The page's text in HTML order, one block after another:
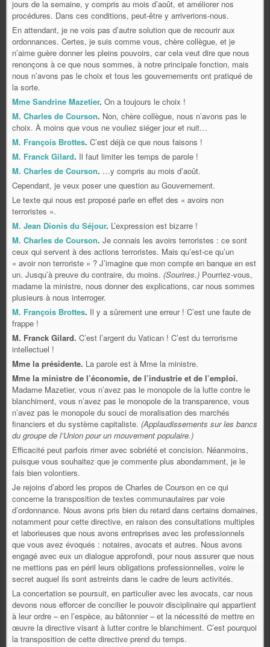
jours de la semaine, y compris au mois d’août, et améliorer nos
procédures. Dans ces conditions, peut-être y arriverions-nous.
En attendant, je ne vois pas d’autre solution que de recourir aux
ordonnances. Certes, je suis comme vous, chère collègue, et je
n’aime guère donner les pleins pouvoirs, car cela veut dire que nous
renonçons à ce que nous sommes, à notre principale fonction, mais
nous n’avons pas le choix et tous les gouvernements ont pratiqué de
la sorte.
Mme Sandrine Mazetier. On a toujours le choix !
M. Charles de Courson. Non, chère collègue, nous n’avons pas le
choix. À moins que vous ne vouliez siéger jour et nuit…
M. François Brottes. C’est déjà ce que nous faisons !
M. Franck Gilard. Il faut limiter les temps de parole !
M. Charles de Courson. …y compris au mois d’août.
Cependant, je veux poser une question au Gouvernement.
Le texte qui nous est proposé parle en effet des « avoirs non
terroristes ».
M. Jean Dionis du Séjour. L’expression est bizarre !
M. Charles de Courson. Je connais les avoirs terroristes : ce sont
ceux qui servent à des actions terroristes. Mais qu’est-ce qu’un
« avoir non terroriste » ? J’imagine que mon compte en banque en est
un. Jusqu’à preuve du contraire, du moins. (Sourires.) Pourriez-vous,
madame la ministre, nous donner des explications, car nous sommes
plusieurs à nous interroger.
M. François Brottes. Il y a sûrement une erreur ! C’est une faute de
frappe !
M. Franck Gilard. C’est l’argent du Vatican ! C’est du terrorisme
intellectuel !
Mme la présidente. La parole est à Mme la ministre.
Mme la ministre de l’économie, de l’industrie et de l’emploi.
Madame Mazetier, vous n’avez pas le monopole de la lutte contre le
blanchiment, vous n’avez pas le monopole de la transparence, vous
n’avez pas le monopole du souci de moralisation des marchés
financiers et du système capitaliste. (Applaudissements sur les bancs
du groupe de l’Union pour un mouvement populaire.)
Efficacité peut parfois rimer avec sobriété et concision. Néanmoins,
puisque vous souhaitez que je commente plus abondamment, je le
fais bien volontiers.
Je rejoins d’abord les propos de Charles de Courson en ce qui
concerne la transposition de textes communautaires par voie
d’ordonnance. Nous avons pris bien du retard dans certains domaines,
notamment pour cette directive, en raison des consultations multiples
et laborieuses que nous avons entreprises avec les professionnels
que vous avez évoqués : notaires, avocats et autres. Nous avons
engagé avec eux un dialogue approfondi, pour nous assurer que nous
ne mettions pas en péril leurs obligations professionnelles, voire le
secret auquel ils sont astreints dans le cadre de leurs activités.
La concertation se poursuit, en particulier avec les avocats, car nous
devons nous efforcer de concilier le pouvoir disciplinaire qui appartient
à leur ordre – en l’espèce, au bâtonnier – et la nécessité de mettre en
œuvre la directive visant à lutter contre le blanchiment. C’est pourquoi
la transposition de cette directive prend du temps.